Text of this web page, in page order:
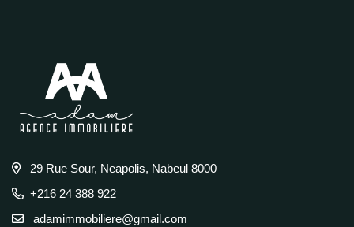
29 Rue Sour, Neapolis, Nabeul 8000
+216 24 388 922
adamimmobiliere@gmail.com